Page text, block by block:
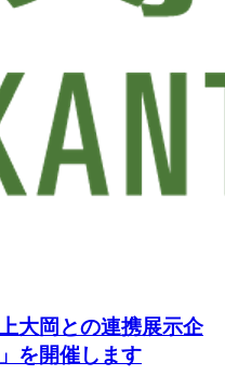
大岡との連携展示企
を開催します